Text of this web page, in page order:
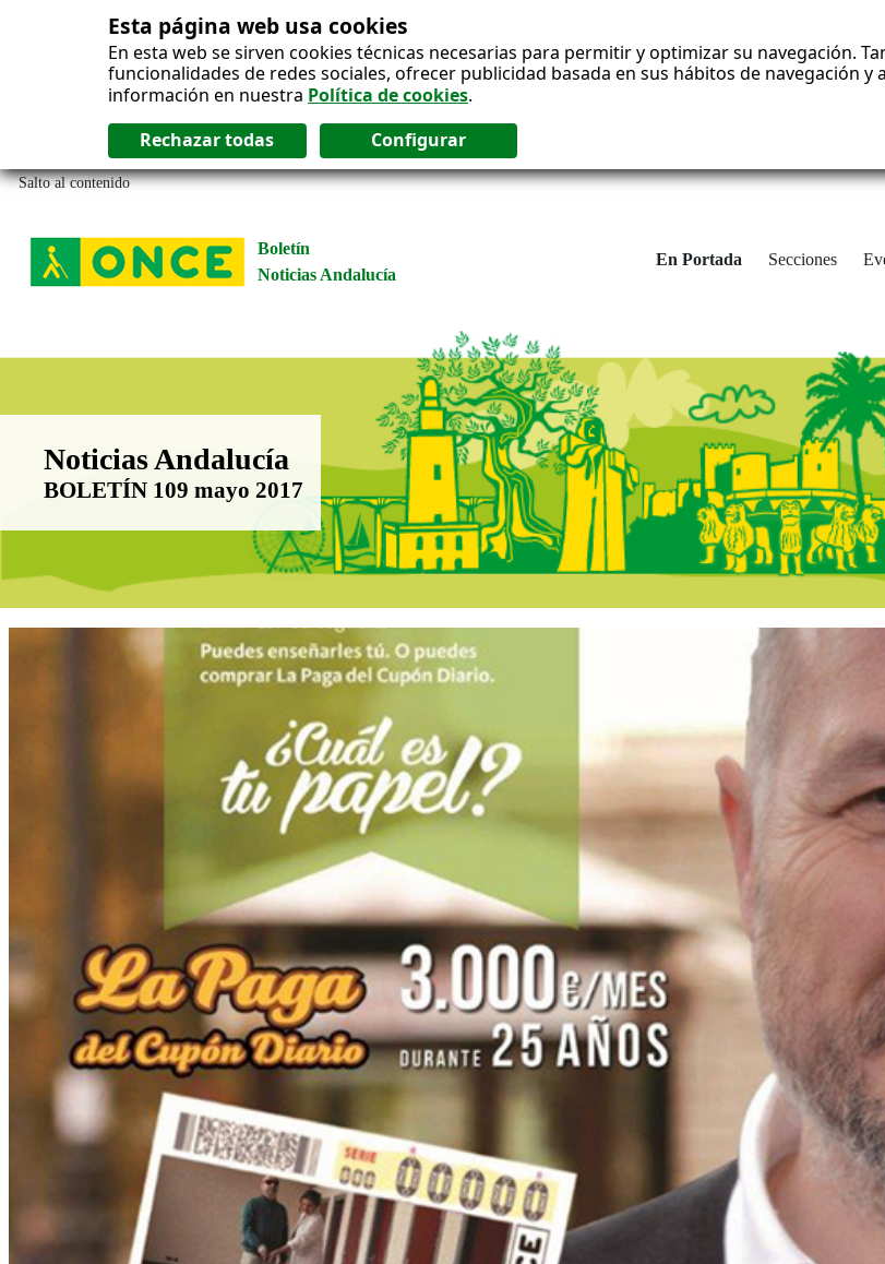
Esta página web usa cookies
En esta web se sirven cookies técnicas necesarias para permitir y optimizar su navegación.
funcionalidades de redes sociales, ofrecer publicidad basada en sus hábitos de navegación
información en nuestra Política de cookies.
Salto al contenido
Boletín
Noticias Andalucía
En Portada Secciones
Boletín Noticias Andalucía
Noticias Andalucía
BOLETÍN 109 mayo 2017
Boletín Noticias Andalucía -